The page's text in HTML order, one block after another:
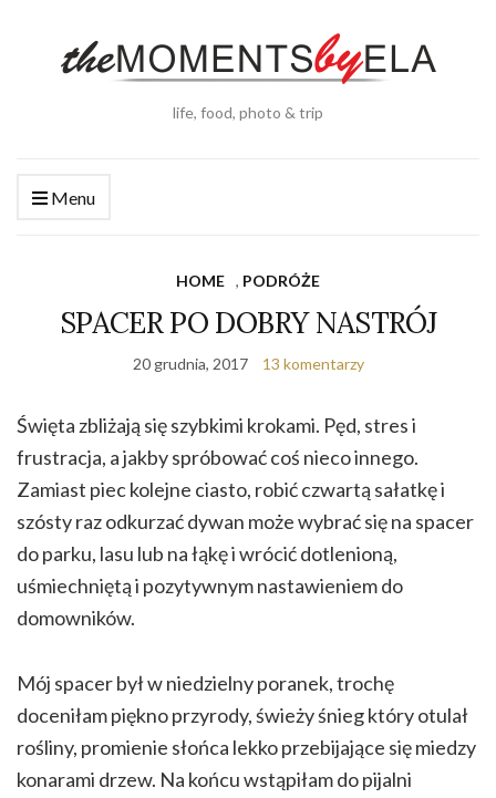
life, food, photo & trip
Menu
HOME , PODRÓŻE
SPACER PO DOBRY NASTRÓJ
20 grudnia, 2017 13 komentarzy
Święta zbliżają się szybkimi krokami. Pęd, stres i
frustracja, a jakby spróbować coś nieco innego.
Zamiast piec kolejne ciasto, robić czwartą sałatkę i
szósty raz odkurzać dywan może wybrać się na spacer
do parku, lasu lub na łąkę i wrócić dotlenioną,
uśmiechniętą i pozytywnym nastawieniem do
domowników.
Mój spacer był w niedzielny poranek, trochę
doceniłam piękno przyrody, świeży śnieg który otulał
rośliny, promienie słońca lekko przebijające się miedzy
konarami drzew. Na końcu wstąpiłam do pijalni